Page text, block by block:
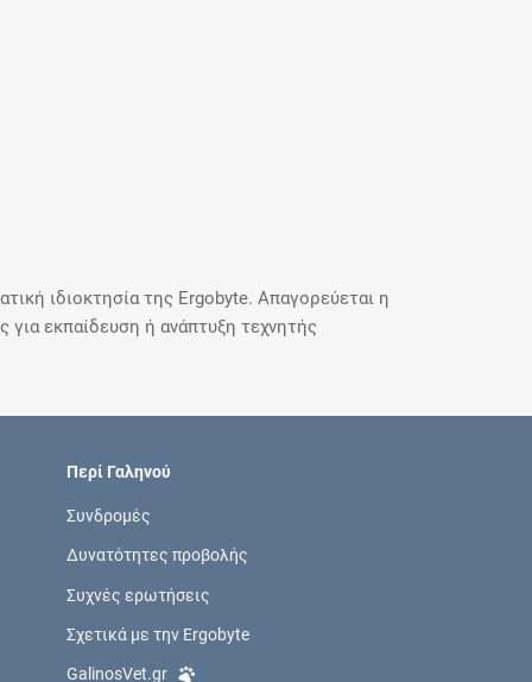
ιδιοκτησία της Ergobyte. Απαγορεύεται η
εκπαίδευση ή ανάπτυξη τεχνητής
Περί Γαληνού
Συνδρομές
Δυνατότητες προβολής
Συχνές ερωτήσεις
Σχετικά με την Ergobyte
GalinosVet.gr